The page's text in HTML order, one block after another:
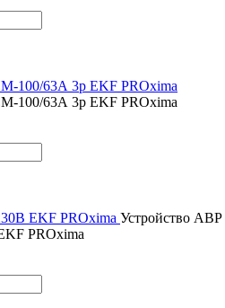
100/63А 3р EKF PROxima
100/63А 3р EKF PROxima
EKF PROxima Устройство АВР
PROxima